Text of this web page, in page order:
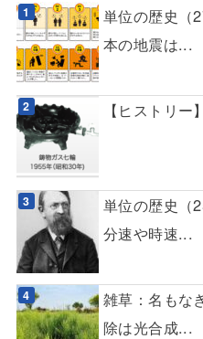
単位の歴史（
本の地震は...
【ヒストリ
単位の歴史（
分速や時速...
雑草：名もな
除は光合成...